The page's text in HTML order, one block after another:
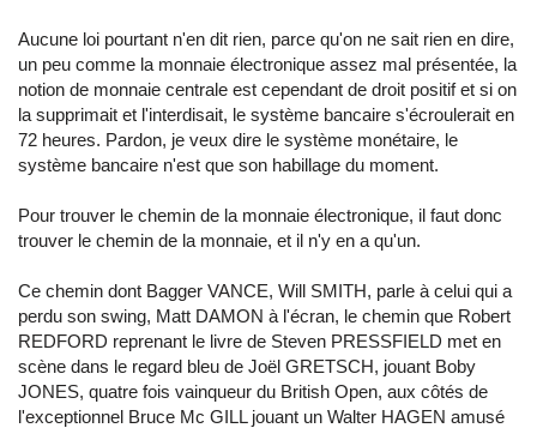
Aucune loi pourtant n'en dit rien, parce qu'on ne sait rien en dire,
un peu comme la monnaie électronique assez mal présentée, la
notion de monnaie centrale est cependant de droit positif et si on
la supprimait et l'interdisait, le système bancaire s'écroulerait en
72 heures. Pardon, je veux dire le système monétaire, le
système bancaire n'est que son habillage du moment.
Pour trouver le chemin de la monnaie électronique, il faut donc
trouver le chemin de la monnaie, et il n'y en a qu'un.
Ce chemin dont Bagger VANCE, Will SMITH, parle à celui qui a
perdu son swing, Matt DAMON à l'écran, le chemin que Robert
REDFORD reprenant le livre de Steven PRESSFIELD met en
scène dans le regard bleu de Joël GRETSCH, jouant Boby
JONES, quatre fois vainqueur du British Open, aux côtés de
l'exceptionnel Bruce Mc GILL jouant un Walter HAGEN amusé